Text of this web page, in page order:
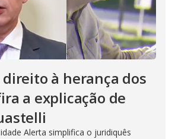
à herança dos
a explicação de
Alerta simplifica o juridiquês